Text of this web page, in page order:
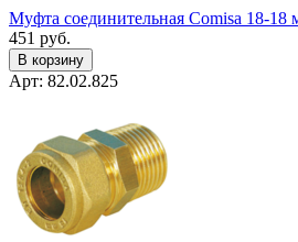
Муфта соединительная Comisa 18-18
451 руб.
В корзину
Арт: 82.02.825